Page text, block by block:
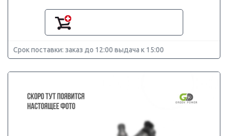
Срок поставки: заказ до 12:00 выдача к 15:00